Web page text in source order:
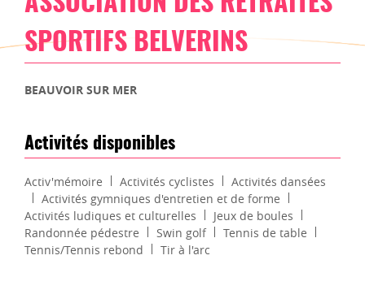
SPORTIFS BELVERINS
BEAUVOIR SUR MER
Activités disponibles
Activ'mémoire Activités cyclistes
Activités dansées
Activités gymniques d'entretien et de forme
Activités ludiques et culturelles
Jeux de boules
Randonnée pédestre
Swin golf
Tennis de table
Tennis/Tennis rebond
Tir à l'arc